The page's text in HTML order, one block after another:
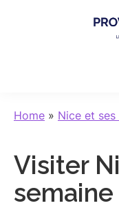
sens
-
blog
Home » Nice et
Visiter
semaine